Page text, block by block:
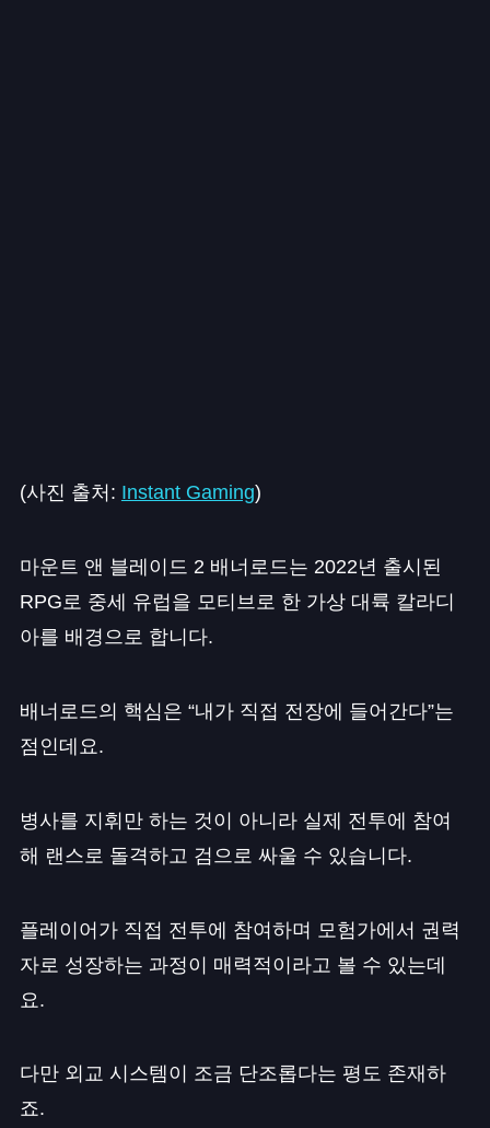
(사진 출처: Instant Gaming)
마운트 앤 블레이드 2 배너로드는 2022년 출시된
RPG로 중세 유럽을 모티브로 한 가상 대륙 칼라디
아를 배경으로 합니다.
배너로드의 핵심은 “내가 직접 전장에 들어간다”는
점인데요.
병사를 지휘만 하는 것이 아니라 실제 전투에 참여
해 랜스로 돌격하고 검으로 싸울 수 있습니다.
플레이어가 직접 전투에 참여하며 모험가에서 권력
자로 성장하는 과정이 매력적이라고 볼 수 있는데
요.
다만 외교 시스템이 조금 단조롭다는 평도 존재하
죠.